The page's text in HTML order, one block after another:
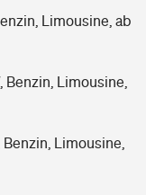
Limousine, ab
Benzin, Limousine,
Limousine,